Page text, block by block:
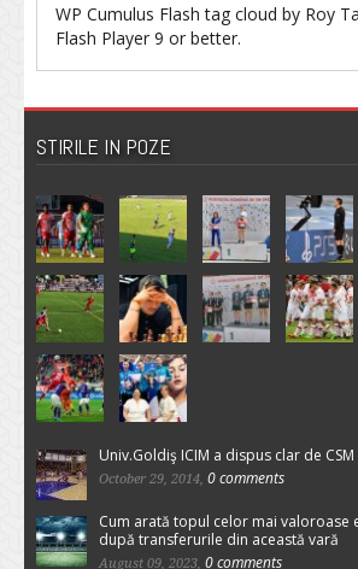
WP Cumulus Flash tag cloud by Roy
Flash Player 9 or better.
STIRILE IN POZE
Univ.Goldiş ICIM a dispus clar de CSM
October 29, 2014, 0 comments
Cum arată topul celor mai valoroase
după transferurile din această vară
August 09, 2023, 0 comments